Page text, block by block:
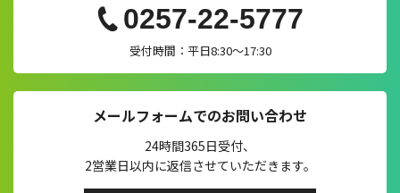
0257-22-5777
受付時間：平日8:30～17:30
メールフォームでのお問い合わせ
24時間365日受付、
2営業日以内に返信させていただきます。